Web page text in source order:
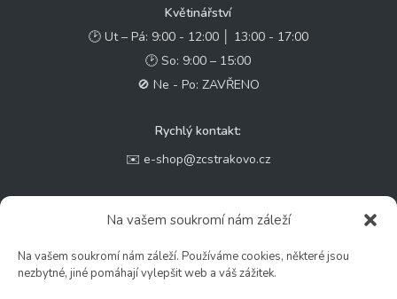
Na vašem soukromí nám záleží
Na vašem soukromí nám záleží. Používáme cookies, některé jsou
nezbytné, jiné pomáhají vylepšit web a váš zážitek.
Květinářství
🕑 Ut – Pá: 9:00 - 12:00 │ 13:00 - 17:00
🕑 So: 9:00 – 15:00
🚫 Ne - Po: ZAVŘENO
Rychlý kontakt:
✉️ e-shop@zcstrakovo.cz